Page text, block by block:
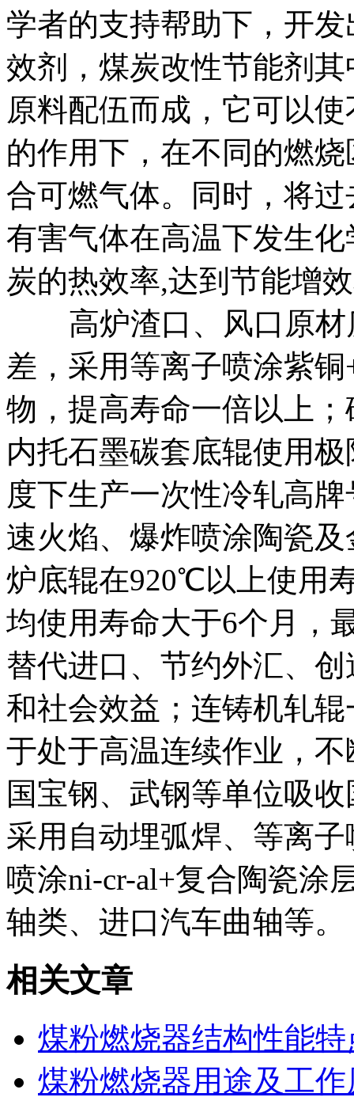
学者的支持帮助下，开
效剂，煤炭改性节能剂
原料配伍而成，它可以
的作用下，在不同的燃
合可燃气体。同时，将
有害气体在高温下发生
炭的热效率,达到节能增
高炉渣口、风口原材
差，采用等离子喷涂紫
物，提高寿命一倍以上
内托石墨碳套底辊使用
度下生产一次性冷轧高
速火焰、爆炸喷涂陶瓷
炉底辊在920℃以上使用
均使用寿命大于6个月，
替代进口、节约外汇、
和社会效益；连铸机轧
于处于高温连续作业，
国宝钢、武钢等单位吸
采用自动埋弧焊、等离
喷涂ni-cr-al+复合陶瓷涂
轴类、进口汽车曲轴等。
相关文章
煤粉燃烧器结构性能特
煤粉燃烧器用途及工作